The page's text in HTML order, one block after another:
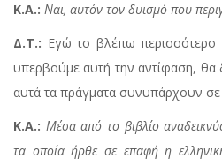
Κ.Α.: Ναι, αυτόν τον δυισμό που
Δ.Τ.: Εγώ το βλέπω περισσότερο
υπερβούμε αυτή την αντίφαση, θα
αυτά τα πράγματα συνυπάρχουν σε
Κ.Α.: Μέσα από το βιβλίο
τα οποία ήρθε σε επαφή η